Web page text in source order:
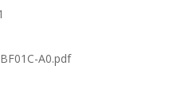
A0.pdf